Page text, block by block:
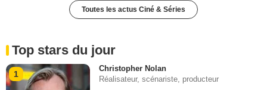
Toutes les actus Ciné & Séries
Top stars du jour
1
Christopher Nolan
Réalisateur, scénariste, producteur